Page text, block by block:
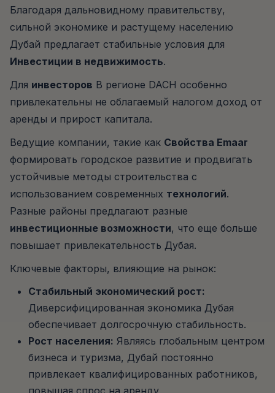
Благодаря дальновидному правительству,
сильной экономике и растущему населению
Дубай предлагает стабильные условия для
Инвестиции в недвижимость.
Для инвесторов В регионе DACH особенно
привлекательны не облагаемый налогом доход от
аренды и прирост капитала.
Ведущие компании, такие как Свойства Emaar
формировать городское развитие и продвигать
устойчивые методы строительства с
использованием современных технологий.
Разные районы предлагают разные
инвестиционные возможности, что еще больше
повышает привлекательность Дубая.
Ключевые факторы, влияющие на рынок:
Стабильный экономический рост:
Диверсифицированная экономика Дубая
обеспечивает долгосрочную стабильность.
Рост населения: Являясь глобальным центром
бизнеса и туризма, Дубай постоянно
привлекает квалифицированных работников,